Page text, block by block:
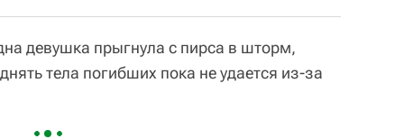
девушка прыгнула с пирса в шторм,
тела погибших пока не удается из-за